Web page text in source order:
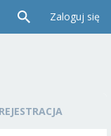
Zaloguj się
REJESTRACJA